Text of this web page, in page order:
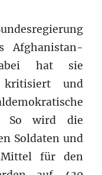
Afghanistan-
hat sie
kritisiert und
So wird die
Soldaten und
für den